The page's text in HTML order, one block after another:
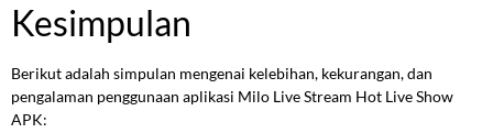
Kesimpulan
Berikut adalah simpulan mengenai kelebihan, kekurangan, dan
pengalaman penggunaan aplikasi Milo Live Stream Hot Live Show
APK: